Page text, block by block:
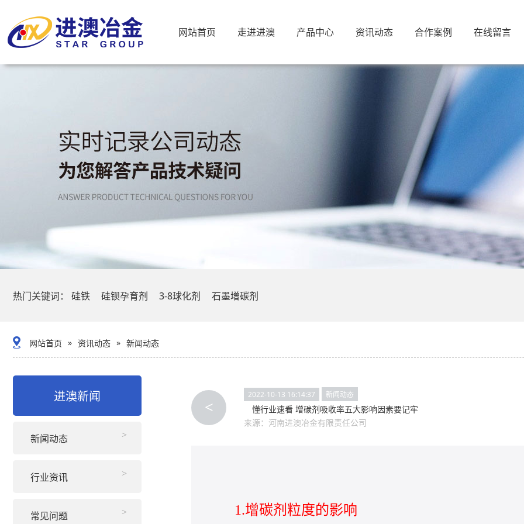
网站首页 走进进澳 产品中心 资讯动态 合作案例 在线留言
热门关键词： 硅铁 硅钡孕育剂 3-8球化剂 石墨增碳剂
网站首页 » 资讯动态 » 新闻动态
进澳新闻
新闻动态
行业资讯
常见问题
<
2022-10-13 16:14:37 新闻动态
懂行业速看 增碳剂吸收率五大影响因素要记牢
来源： 河南进澳冶金有限责任公司
1.增碳剂粒度的影响